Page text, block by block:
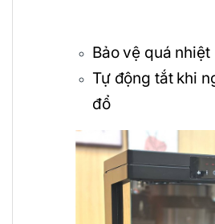
Bảo vệ quá nhiệt
Tự động tắt khi
đổ